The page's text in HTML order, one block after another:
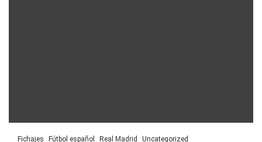
Fichajes Fútbol español Real Madrid Uncategorized